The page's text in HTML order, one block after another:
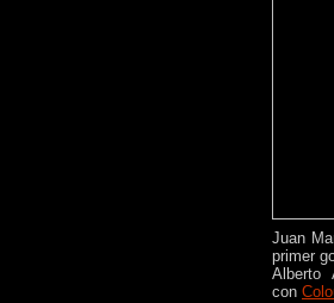
Juan
primer
Alberto
con